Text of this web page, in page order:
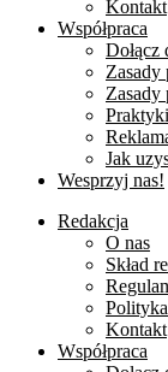
Kontakt
Współpraca
Dołącz
Zasady
Zasady
Praktyki
Jak
Wesprzyj nas!
Redakcja
O nas
Skład
Kontakt
Współpraca